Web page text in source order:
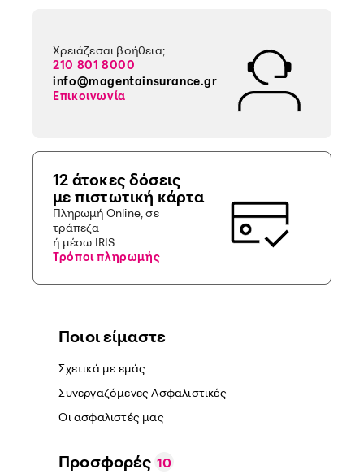
Ποιοι είμαστε
Σχετικά με εμάς
Συνεργαζόμενες Ασφαλιστικές
Οι ασφαλιστές μας
Προσφορές 10
Χρειάζεσαι βοήθεια;
210 801 8000
info@magentainsurance.gr
Επικοινωνία
12 άτοκες δόσεις
με πιστωτική κάρτα
Πληρωμή Online, σε
τράπεζα
ή μέσω IRIS
Τρόποι πληρωμής